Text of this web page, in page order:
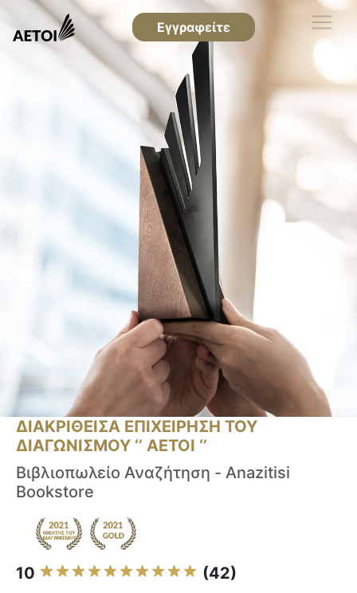
Εγγραφείτε
ΔΙΑΚΡΙΘΕΙΣΑ ΕΠΙΧΕΙΡΗΣΗ ΤΟΥ
ΔΙΑΓΩΝΙΣΜΟΥ ‘’ ΑΕΤΟΙ ‘’
Βιβλιοπωλείο Αναζήτηση - Anazitisi
Bookstore
10 (42)